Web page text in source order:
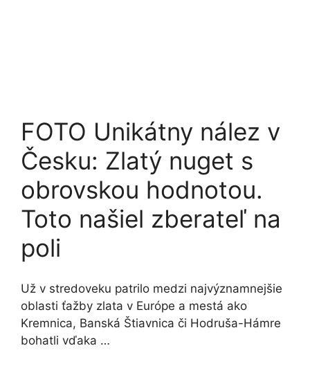
FOTO Unikátny nález v
Česku: Zlatý nuget s
obrovskou hodnotou.
Toto našiel zberateľ na
poli
Už v stredoveku patrilo medzi najvýznamnejšie
oblasti ťažby zlata v Európe a mestá ako
Kremnica, Banská Štiavnica či Hodruša-Hámre
bohatli vďaka …